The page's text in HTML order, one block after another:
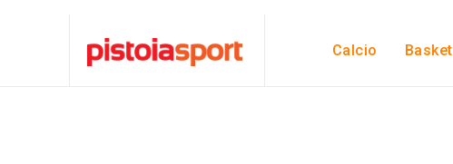
Calcio Basket